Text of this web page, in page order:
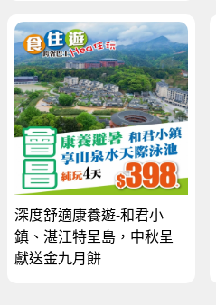
深度舒適康養遊-和君小
鎮、湛江特呈島，中秋呈
獻送金九月餅